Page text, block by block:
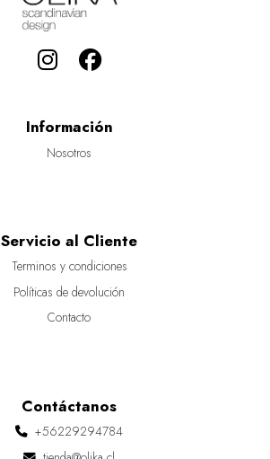
Información
Nosotros
Servicio al Cliente
Terminos y condiciones
Políticas de devolución
Contacto
Contáctanos
+56229294784